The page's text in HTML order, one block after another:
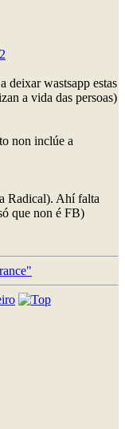
deixar wastsapp estas
a vida das persoas)
non inclúe a
Radical). Ahí falta
que non é FB)